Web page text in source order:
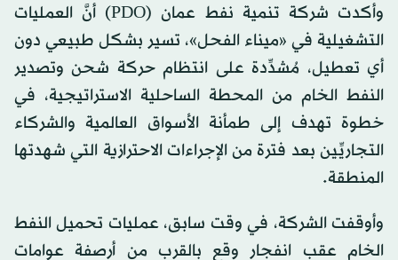
وأكدت شركة تنمية نفط عمان (PDO) أنَّ العمليات
التشغيلية في «ميناء الفحل»، تسير بشكل طبيعي دون
أي تعطيل، مُشدِّدة على انتظام حركة شحن وتصدير
النفط الخام من المحطة الساحلية الاستراتيجية، في
خطوة تهدف إلى طمأنة الأسواق العالمية والشركاء
التجاريِّين بعد فترة من الإجراءات الاحترازية التي شهدتها
المنطقة.
وأوقفت الشركة، في وقت سابق، عمليات تحميل النفط
الخام عقب انفجار وقع بالقرب من أرصفة عوامات